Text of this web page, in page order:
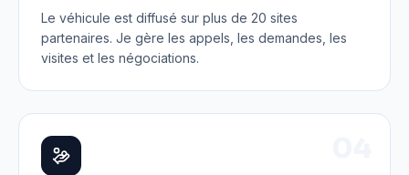
Le véhicule est diffusé sur plus de 20 sites
partenaires. Je gère les appels, les demandes, les
visites et les négociations.